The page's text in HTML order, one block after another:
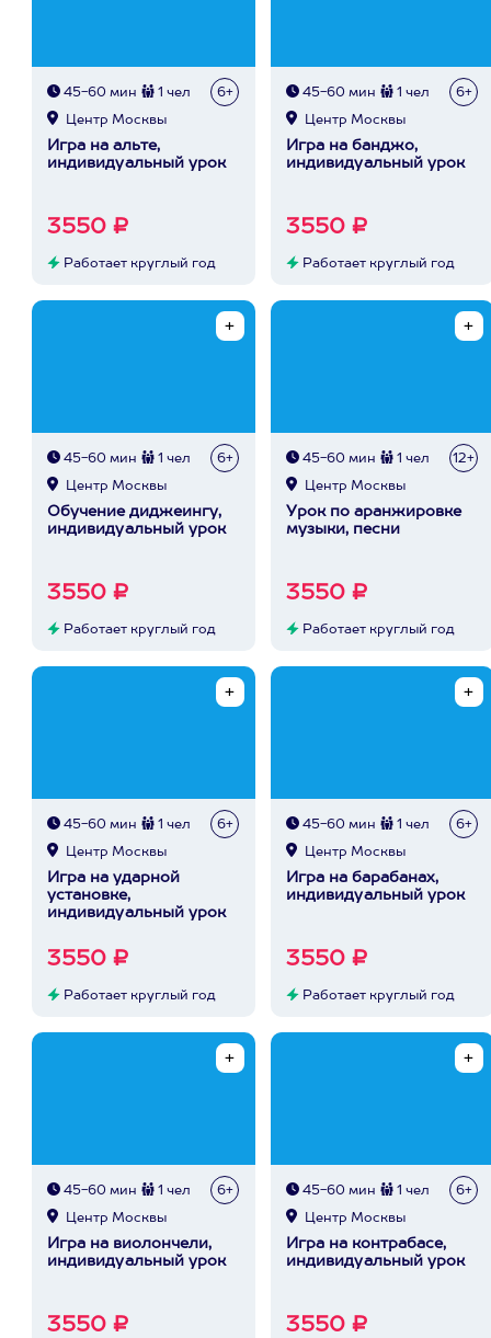
45-60 мин 1 чел 6+
Центр Москвы
Игра на альте,
индивидуальный урок
3550 ₽
Работает круглый год
45-60 мин 1 чел 6+
Центр Москвы
Игра на банджо,
индивидуальный урок
3550 ₽
Работает круглый год
45-60 мин 1 чел 6+
Центр Москвы
Обучение диджеингу,
индивидуальный урок
3550 ₽
Работает круглый год
45-60 мин 1 чел 12+
Центр Москвы
Урок по аранжировке
музыки, песни
3550 ₽
Работает круглый год
45-60 мин 1 чел 6+
Центр Москвы
Игра на ударной
установке,
индивидуальный урок
3550 ₽
Работает круглый год
45-60 мин 1 чел 6+
Центр Москвы
Игра на барабанах,
индивидуальный урок
3550 ₽
Работает круглый год
45-60 мин 1 чел 6+
Центр Москвы
Игра на виолончели,
индивидуальный урок
3550 ₽
45-60 мин 1 чел 6+
Центр Москвы
Игра на контрабасе,
индивидуальный урок
3550 ₽